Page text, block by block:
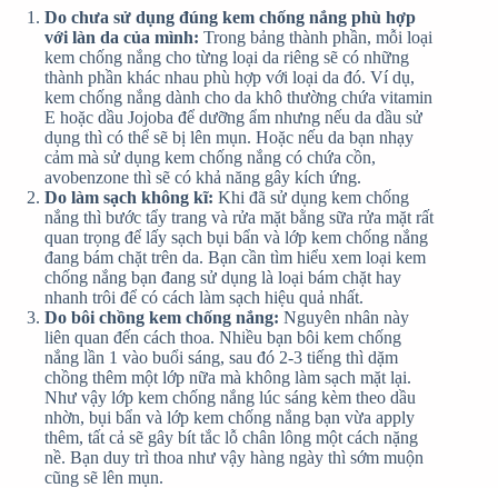
Do chưa sử dụng đúng kem chống nắng phù hợp
với làn da của mình: Trong bảng thành phần, mỗi loại
kem chống nắng cho từng loại da riêng sẽ có những
thành phần khác nhau phù hợp với loại da đó. Ví dụ,
kem chống nắng dành cho da khô thường chứa vitamin
E hoặc dầu Jojoba để dưỡng ẩm nhưng nếu da dầu sử
dụng thì có thể sẽ bị lên mụn. Hoặc nếu da bạn nhạy
cảm mà sử dụng kem chống nắng có chứa cồn,
avobenzone thì sẽ có khả năng gây kích ứng.
Do làm sạch không kĩ: Khi đã sử dụng kem chống
nắng thì bước tẩy trang và rửa mặt bằng sữa rửa mặt rất
quan trọng để lấy sạch bụi bẩn và lớp kem chống nắng
đang bám chặt trên da. Bạn cần tìm hiểu xem loại kem
chống nắng bạn đang sử dụng là loại bám chặt hay
nhanh trôi để có cách làm sạch hiệu quả nhất.
Do bôi chồng kem chống nắng: Nguyên nhân này
liên quan đến cách thoa. Nhiều bạn bôi kem chống
nắng lần 1 vào buổi sáng, sau đó 2-3 tiếng thì dặm
chồng thêm một lớp nữa mà không làm sạch mặt lại.
Như vậy lớp kem chống nắng lúc sáng kèm theo dầu
nhờn, bụi bẩn và lớp kem chống nắng bạn vừa apply
thêm, tất cả sẽ gây bít tắc lỗ chân lông một cách nặng
nề. Bạn duy trì thoa như vậy hàng ngày thì sớm muộn
cũng sẽ lên mụn.